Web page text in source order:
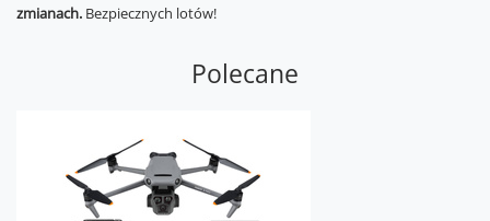
zmianach. Bezpiecznych lotów!
Polecane